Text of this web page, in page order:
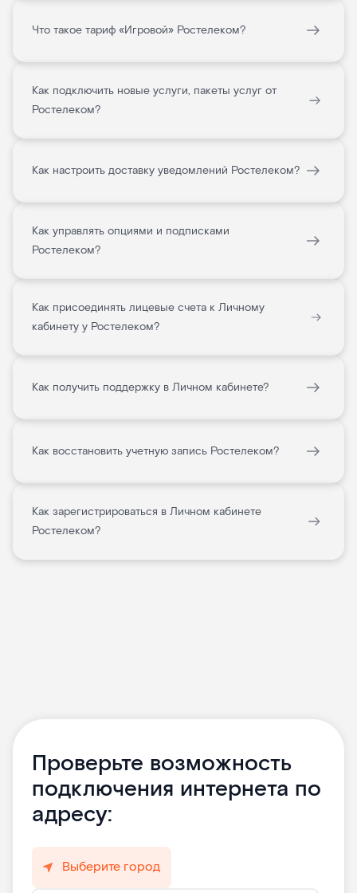
Что такое тариф «Игровой» Ростелеком?
Как подключить новые услуги, пакеты услуг от
Ростелеком?
Как настроить доставку уведомлений Ростелеком?
Как управлять опциями и подписками
Ростелеком?
Как присоединять лицевые счета к Личному
кабинету у Ростелеком?
Как получить поддержку в Личном кабинете?
Как восстановить учетную запись Ростелеком?
Как зарегистрироваться в Личном кабинете
Ростелеком?
Проверьте возможность
подключения интернета по
адресу:
Выберите город